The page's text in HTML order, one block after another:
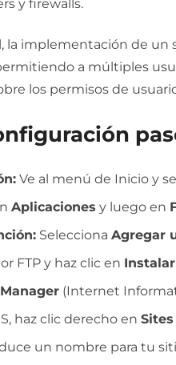
y firewalls.
implementación de un
a múltiples
los permisos de
Ve al menú de Inicio y
Aplicaciones y luego en
Selecciona Agregar
FTP y haz clic en Instalar
(Internet
haz clic derecho en Sites
un nombre para tu